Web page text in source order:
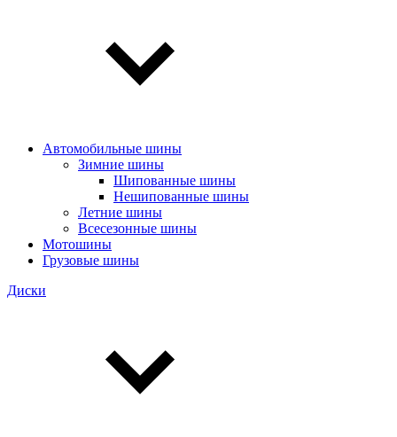
Автомобильные шины
Зимние шины
Шипованные шины
Нешипованные шины
Летние шины
Всесезонные шины
Мотошины
Грузовые шины
Диски